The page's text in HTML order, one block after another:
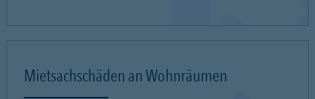
Mietsachschäden an Wohnräumen